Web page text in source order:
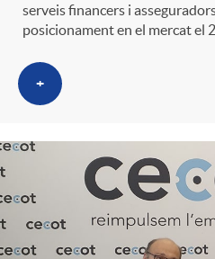
serveis financers i
posicionament en el mercat el
+